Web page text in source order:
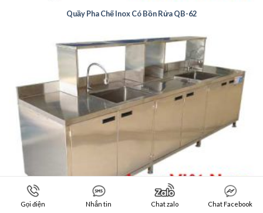
Quầy Pha Chế Inox Có Bồn Rửa QB-62
Gọi điện Nhắn tin Chat zalo Chat Facebook